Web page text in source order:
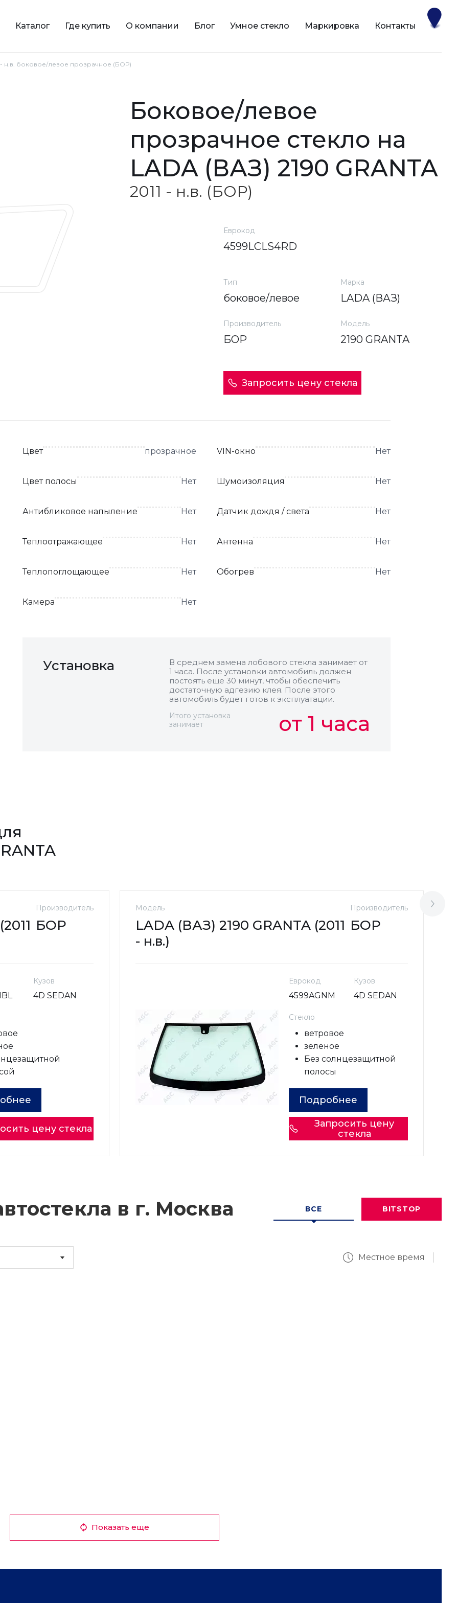
Каталог Где купить О компании Блог Умное стекло Маркировка Контакты
- н.в. боковое/левое прозрачное (БОР)
боковое/левое
прозрачное стекло на
LADA (ВАЗ) 2190 GRANTA
2011 - н.в. (БОР)
Еврокод
4599LCLS4RD
Тип
боковое/левое
Марка
LADA (ВАЗ)
Производитель
БОР
Модель
2190 GRANTA
Запросить цену стекла
Цвет прозрачное VIN-окно Нет
Цвет полосы Нет Шумоизоляция Нет
Антибликовое напыление Нет Датчик дождя / света Нет
Теплоотражающее Нет Антенна Нет
Теплопоглощающее Нет Обогрев Нет
Камера Нет
Установка
В среднем замена лобового стекла занимает от
1 часа. После установки автомобиль должен
постоять еще 30 минут, чтобы обеспечить
достаточную адгезию клея. После этого
автомобиль будет готов к эксплуатации.
Итого установка
занимает
от 1 часа
Производитель
БОР
Кузов
4D SEDAN
цену стекла
Модель
LADA (ВАЗ) 2190 GRANTA (2011
- н.в.)
Производитель
БОР
Еврокод
4599AGNM
Кузов
4D SEDAN
Стекло
ветровое
зеленое
Без солнцезащитной
полосы
Подробнее
Запросить цену
стекла
в г. Москва ВСЕ BITSTOP
Местное время
Показать еще